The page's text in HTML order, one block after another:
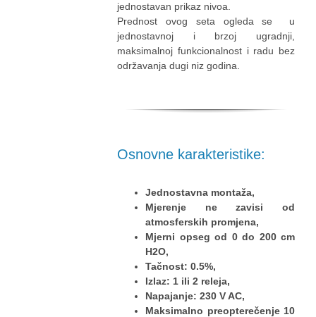
jednostavan prikaz nivoa.
Prednost ovog seta ogleda se u
jednostavnoj i brzoj ugradnji,
maksimalnoj funkcionalnost i radu bez
održavanja dugi niz godina.
Osnovne karakteristike:
Jednostavna montaža,
Mjerenje ne zavisi od
atmosferskih promjena,
Mjerni opseg od 0 do 200 cm
H2O,
Tačnost: 0.5%,
Izlaz: 1 ili 2 releja,
Napajanje: 230 V AC,
Maksimalno preopterečenje 10